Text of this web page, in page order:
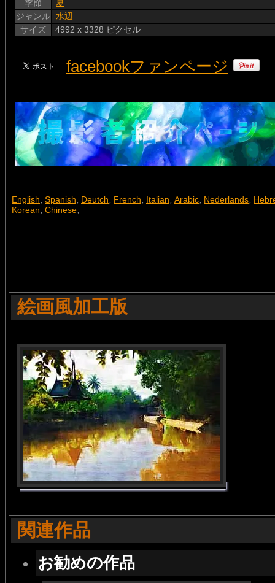
季節
夏
ジャンル 水辺
サイズ
4992 x 3328 ピクセル
facebookファンページ
English, Spanish, Deutch, French, Italian, Arabic, Nederlands,
Korean, Chinese,
絵画風加工版
関連作品
お勧めの作品